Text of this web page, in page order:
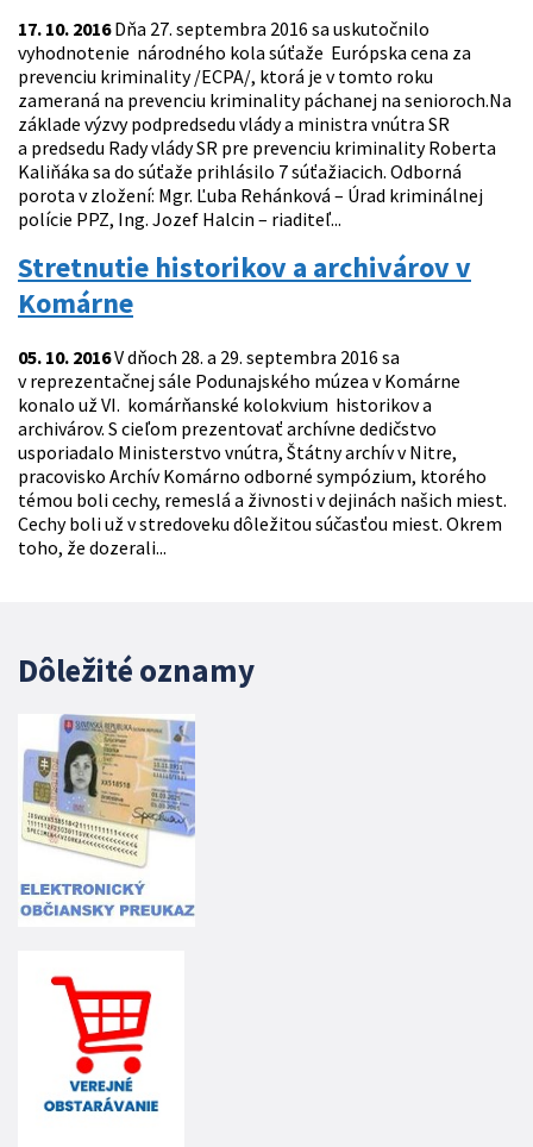
17. 10. 2016Dňa 27. septembra 2016 sa uskutočnilo
vyhodnotenie národného kola súťaže Európska cena za
prevenciu kriminality /ECPA/, ktorá je v tomto roku
zameraná na prevenciu kriminality páchanej na senioroch.Na
základe výzvy podpredsedu vlády a ministra vnútra SR
a predsedu Rady vlády SR pre prevenciu kriminality Roberta
Kaliňáka sa do súťaže prihlásilo 7 súťažiacich. Odborná
porota v zložení: Mgr. Ľuba Rehánková – Úrad kriminálnej
polície PPZ, Ing. Jozef Halcin – riaditeľ...
Stretnutie historikov a archivárov v
Komárne
05. 10. 2016V dňoch 28. a 29. septembra 2016 sa
v reprezentačnej sále Podunajského múzea v Komárne
konalo už VI. komárňanské kolokvium historikov a
archivárov. S cieľom prezentovať archívne dedičstvo
usporiadalo Ministerstvo vnútra, Štátny archív v Nitre,
pracovisko Archív Komárno odborné sympózium, ktorého
témou boli cechy, remeslá a živnosti v dejinách našich miest.
Cechy boli už v stredoveku dôležitou súčasťou miest. Okrem
toho, že dozerali...
Dôležité oznamy